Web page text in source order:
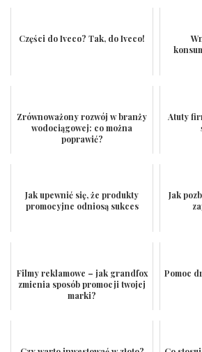
Części do Iveco? Tak, do Iveco!
Zrównoważony rozwój w branży
wodociągowej: co można
poprawić?
Atuty
Jak upewnić się, że produkty
promocyjne odniosą sukces
Jak
Filmy reklamowe – jak grandfox
zmienia sposób promocji twojej
marki?
Pomoc